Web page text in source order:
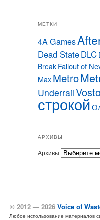
МЕТКИ
4A Games
Dead StateDLC
Break Fallout of
MaxMetro
Underrail
строкой
АРХИВЫ
Архивы
© 2012 — 2026 Voice of
Любое использование материалов